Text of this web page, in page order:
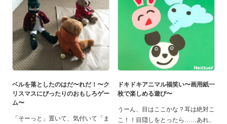
ベルを落としたのはだ〜れだ！〜ク
リスマスにぴったりのおもしろゲー
ム〜
「そーっと」置いて、気付いて「ま
ドキドキアニマル福笑い〜画用紙一
枚で楽しめる遊び〜
うーん、目はここかな？耳は絶対こ
こ！！目隠しをとったら……あれ、